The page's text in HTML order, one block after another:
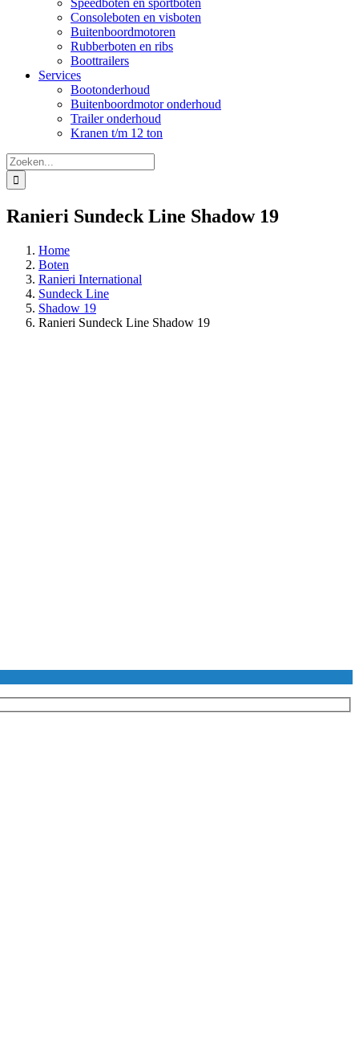
Speedboten en sportboten
Consoleboten en visboten
Buitenboordmotoren
Rubberboten en ribs
Boottrailers
Services
Bootonderhoud
Buitenboordmotor onderhoud
Trailer onderhoud
Kranen t/m 12 ton
Zoeken
naar:
Ranieri Sundeck Line Shadow 19
Home
Boten
Ranieri International
Sundeck Line
Shadow 19
Ranieri Sundeck Line Shadow 19